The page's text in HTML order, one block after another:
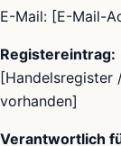
E-Mail: [E-Mail-
Registereintrag:
[Handelsregister
vorhanden]
Verantwortlich